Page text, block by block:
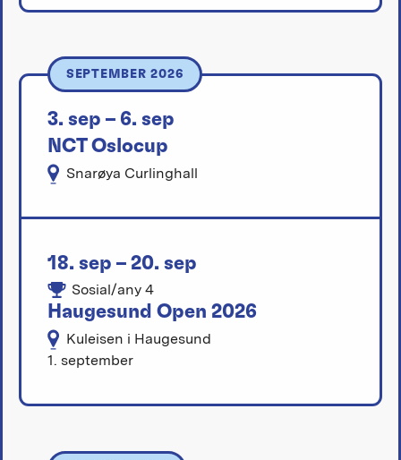
SEPTEMBER 2026
3. sep – 6. sep
NCT Oslocup
Snarøya Curlinghall
18. sep – 20. sep
Sosial/any 4
Haugesund Open 2026
Kuleisen i Haugesund
1. september